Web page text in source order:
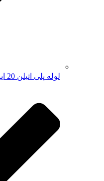
لوله پلی اتیلن 20 اینچ (500 میلیمتر)